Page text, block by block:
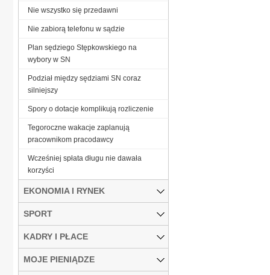
Nie wszystko się przedawni
Nie zabiorą telefonu w sądzie
Plan sędziego Stępkowskiego na
wybory w SN
Podział między sędziami SN coraz
silniejszy
Spory o dotacje komplikują rozliczenie
Tegoroczne wakacje zaplanują
pracownikom pracodawcy
Wcześniej spłata długu nie dawała
korzyści
EKONOMIA I RYNEK
SPORT
KADRY I PŁACE
MOJE PIENIĄDZE